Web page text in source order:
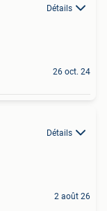
Détails
26 oct. 24
Détails
2 août 26